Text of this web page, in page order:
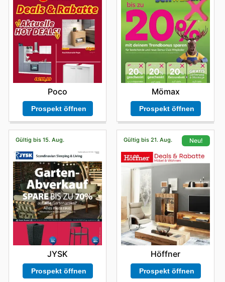
Poco
Prospekt öffnen
Mömax
Prospekt öffnen
Gültig bis 15. Aug.
JYSK
Prospekt öffnen
Gültig bis 21. Aug. Neu!
Höffner
Prospekt öffnen